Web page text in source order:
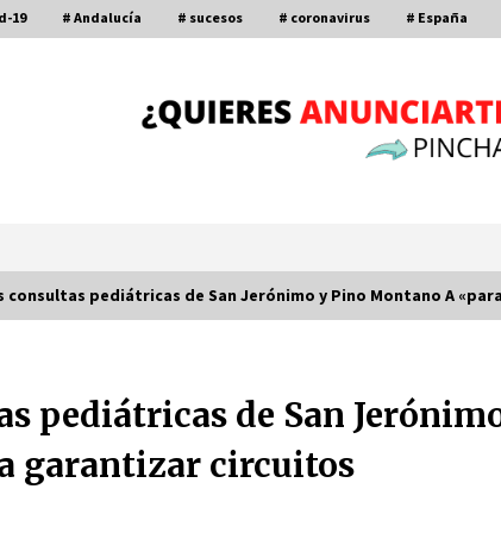
19 # Andalucía # sucesos # coronavirus # España
tan divertido (y cada vez más
popular)
10 de noviembre de 2022
consultas pediátricas de San Jerónimo y Pino Montano A
pediátricas de San
garantizar circuitos